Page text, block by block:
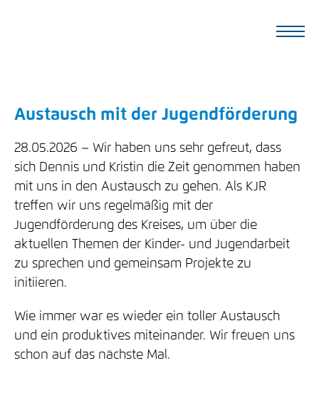
Austausch mit der Jugendförderung
28.05.2026
Wir haben uns sehr gefreut, dass
sich Dennis und Kristin die Zeit genommen haben
mit uns in den Austausch zu gehen. Als KJR
treffen wir uns regelmäßig mit der
Jugendförderung des Kreises, um über die
aktuellen Themen der Kinder- und Jugendarbeit
zu sprechen und gemeinsam Projekte zu
initiieren.
Wie immer war es wieder ein toller Austausch
und ein produktives miteinander. Wir freuen uns
schon auf das nächste Mal.